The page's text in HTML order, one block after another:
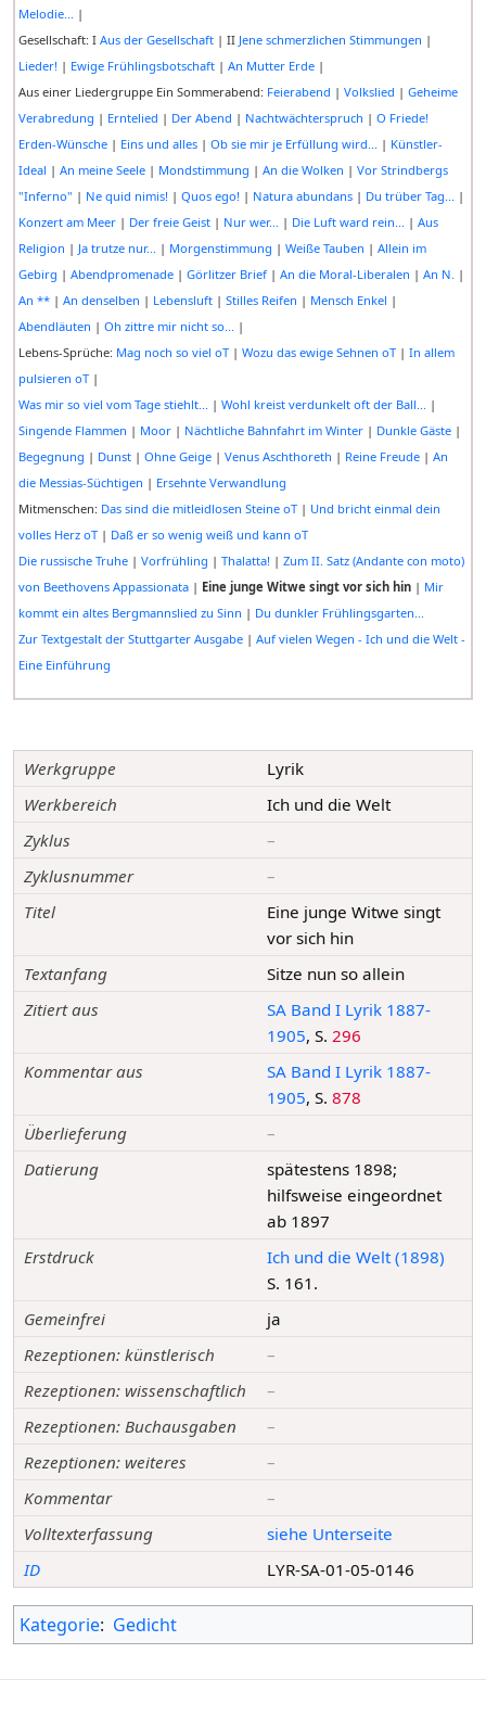
Melodie... |
Gesellschaft: I Aus der Gesellschaft| II Jene schmerzlichen Stimmungen |
Lieder! | Ewige Frühlingsbotschaft| An Mutter Erde|
Aus einer Liedergruppe Ein Sommerabend: Feierabend | Volkslied | Geheime
Verabredung | Erntelied | Der Abend | Nachtwächterspruch | O Friede!
Erden-Wünsche| Eins und alles| Ob sie mir je Erfüllung wird... | Künstler-
Ideal | An meine Seele| Mondstimmung | An die Wolken | Vor Strindbergs
"Inferno" | Ne quid nimis! | Quos ego! | Natura abundans| Du trüber Tag... |
Konzert am Meer| Der freie Geist| Nur wer... | Die Luft ward rein... | Aus
Religion | Ja trutze nur... | Morgenstimmung | Weiße Tauben | Allein im
Gebirg | Abendpromenade| Görlitzer Brief| An die Moral-Liberalen | An N. |
An **| An denselben | Lebensluft| Stilles Reifen | Mensch Enkel |
Abendläuten | Oh zittre mir nicht so... |
Lebens-Sprüche: Mag noch so viel oT| Wozu das ewige Sehnen oT| In allem
pulsieren oT|
Was mir so viel vom Tage stiehlt... | Wohl kreist verdunkelt oft der Ball... |
Singende Flammen | Moor| Nächtliche Bahnfahrt im Winter| Dunkle Gäste|
Begegnung | Dunst| Ohne Geige| Venus Aschthoreth | Reine Freude| An
die Messias-Süchtigen | Ersehnte Verwandlung
Mitmenschen: Das sind die mitleidlosen Steine oT| Und bricht einmal dein
volles Herz oT| Daß er so wenig weiß und kann oT
Die russische Truhe| Vorfrühling | Thalatta! | Zum II. Satz (Andante con moto)
von Beethovens Appassionata| Eine junge Witwe singt vor sich hin| Mir
kommt ein altes Bergmannslied zu Sinn | Du dunkler Frühlingsgarten...
Zur Textgestalt der Stuttgarter Ausgabe| Auf vielen Wegen - Ich und die Welt -
Eine Einführung
Werkgruppe
Lyrik
Werkbereich
Ich und die Welt
Zyklus
–
Zyklusnummer
–
Titel
Eine junge Witwe singt
vor sich hin
Textanfang
Sitze nun so allein
Zitiert aus
SA Band I Lyrik 1887-
1905, S.296
Kommentar aus
SA Band I Lyrik 1887-
1905, S.878
Überlieferung
–
Datierung
spätestens 1898;
hilfsweise eingeordnet
ab 1897
Erstdruck
Ich und die Welt (1898)
S. 161.
Gemeinfrei
ja
Rezeptionen: künstlerisch
–
Rezeptionen: wissenschaftlich
–
Rezeptionen: Buchausgaben
–
Rezeptionen: weiteres
–
Kommentar
–
Volltexterfassung
siehe Unterseite
ID
LYR-SA-01-05-0146
Kategorie: Gedicht